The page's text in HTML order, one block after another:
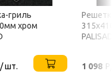
гриль
хром
шт. 1 098